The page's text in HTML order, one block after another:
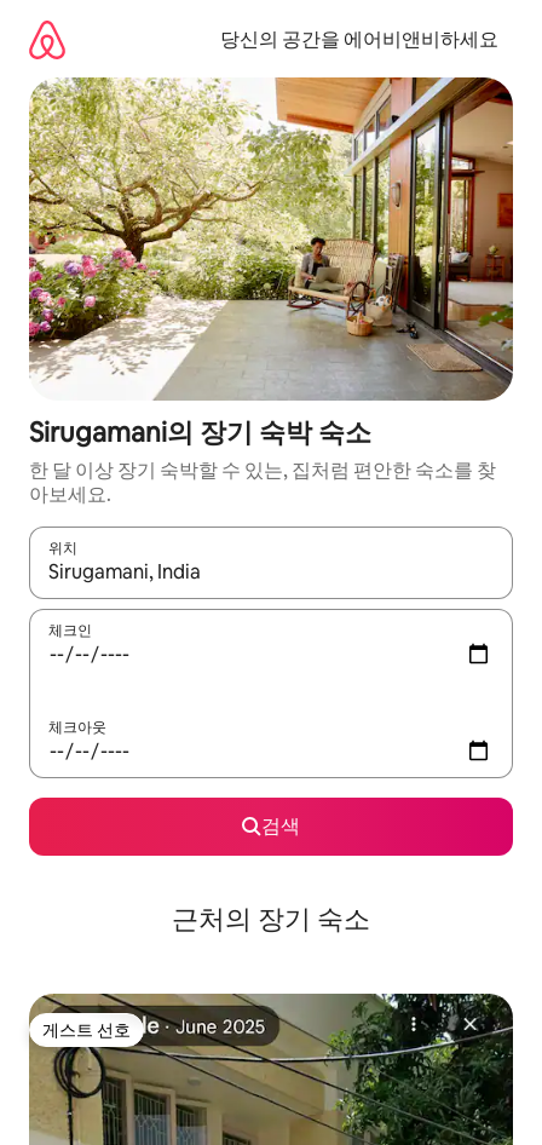
당신의 공간을 에어비앤비하세요
Sirugamani의 장기 숙박 숙소
한 달 이상 장기 숙박할 수 있는, 집처럼 편안한 숙소를 찾
아보세요.
위치
결과가 나오면 위·아래 화살표 키를 사용하거나 터치 또는 스와이
체크인
체크아웃
검색
근처의 장기 숙소
게스트 선호
게스트 선호